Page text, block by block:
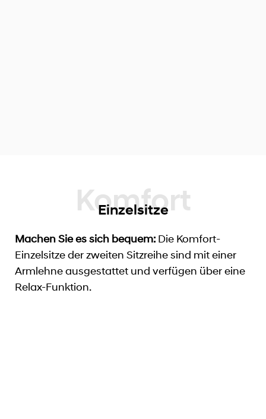
Einzelsitze
Machen Sie es sich bequem: Die Komfort-
Einzelsitze der zweiten Sitzreihe sind mit einer
Armlehne ausgestattet und verfügen über eine
Relax-Funktion.